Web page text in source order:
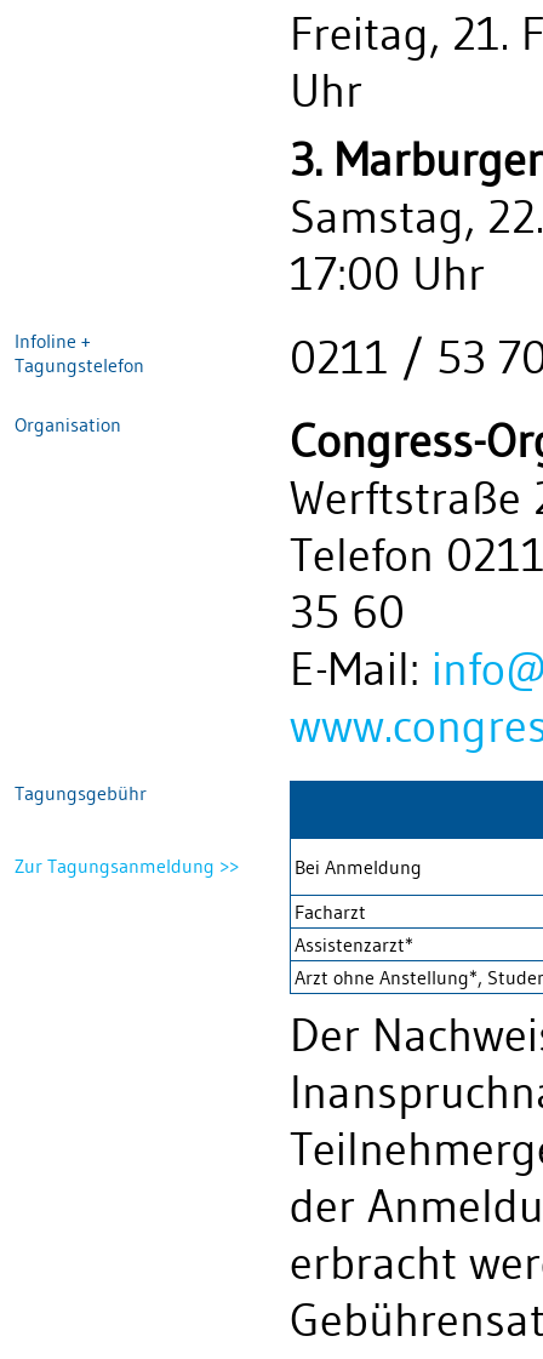
Freitag, 21.
Uhr
3.
Samstag,
17:00 Uhr
Infoline +
Tagungstelefon
0211 / 53
Organisation
Congress-
Werftstraße
Telefon
35 60
E-Mail:
Tagungsgebühr
Zur Tagungsanmeldung >>
Bei Anmeldung
Facharzt
Assistenzarzt*
Arzt ohne Anstellung*,
Der
der
erbracht